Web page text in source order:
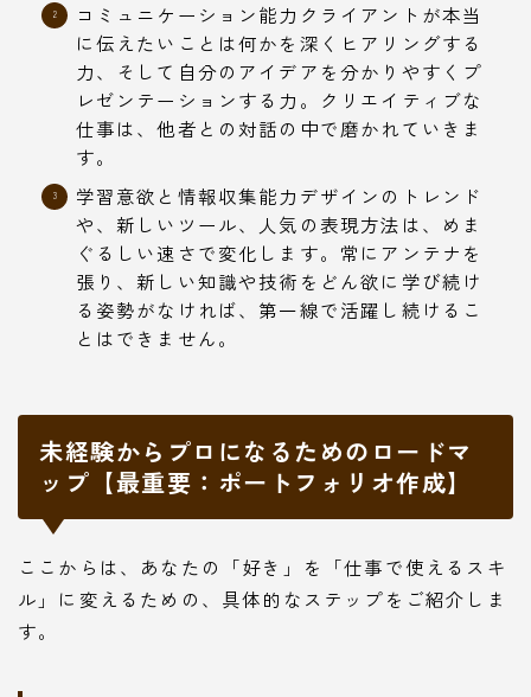
コミュニケーション能力クライアントが本当
に伝えたいことは何かを深くヒアリングする
力、そして自分のアイデアを分かりやすくプ
レゼンテーションする力。クリエイティブな
仕事は、他者との対話の中で磨かれていきま
す。
学習意欲と情報収集能力デザインのトレンド
や、新しいツール、人気の表現方法は、めま
ぐるしい速さで変化します。常にアンテナを
張り、新しい知識や技術をどん欲に学び続け
る姿勢がなければ、第一線で活躍し続けるこ
とはできません。
未経験からプロになるためのロードマ
ップ【最重要：ポートフォリオ作成】
ここからは、あなたの「好き」を「仕事で使えるスキ
ル」に変えるための、具体的なステップをご紹介しま
す。